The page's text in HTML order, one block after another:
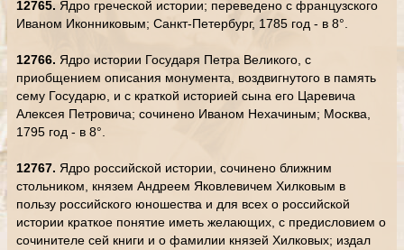
12765. Ядро греческой истории; переведено с французского
Иваном Иконниковым; Санкт-Петербург, 1785 год - в 8°.
12766. Ядро истории Государя Петра Великого, с
приобщением описания монумента, воздвигнутого в память
сему Государю, и с краткой историей сына его Царевича
Алексея Петровича; сочинено Иваном Нехачиным; Москва,
1795 год - в 8°.
12767. Ядро российской истории, сочинено ближним
стольником, князем Андреем Яковлевичем Хилковым в
пользу российского юношества и для всех о российской
истории краткое понятие иметь желающих, с предисловием о
сочинителе сей книги и о фамилии князей Хилковых; издал